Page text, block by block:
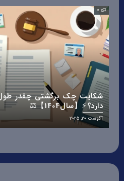
0
شکایت چک برگشتی چقدر
دارد؟⚡【سال1404】⚖️
آگوست 20, 2025